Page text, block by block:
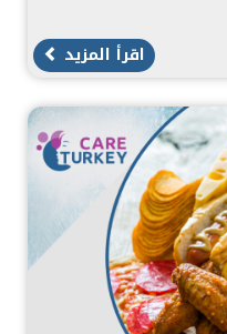
اقرأ المزيد